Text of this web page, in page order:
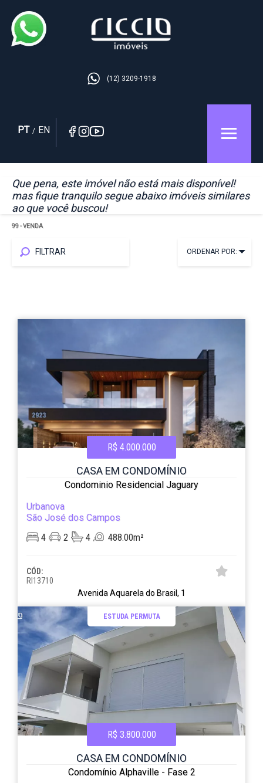
(12) 3209-1918
PT / EN
Que pena, este imóvel não está mais disponível!
mas fique tranquilo segue abaixo imóveis similares
ao que você buscou!
99- VENDA
FILTRAR ORDENAR POR:
R$ 4.000.000
CASA EM CONDOMÍNIO
Condominio Residencial Jaguary
Urbanova
São José dos Campos
4
2 4 488.00m²
CÓD:
RI13710
Avenida Aquarela do Brasil, 1
ESTUDA PERMUTA
R$ 3.800.000
CASA EM CONDOMÍNIO
Condomínio Alphaville - Fase 2